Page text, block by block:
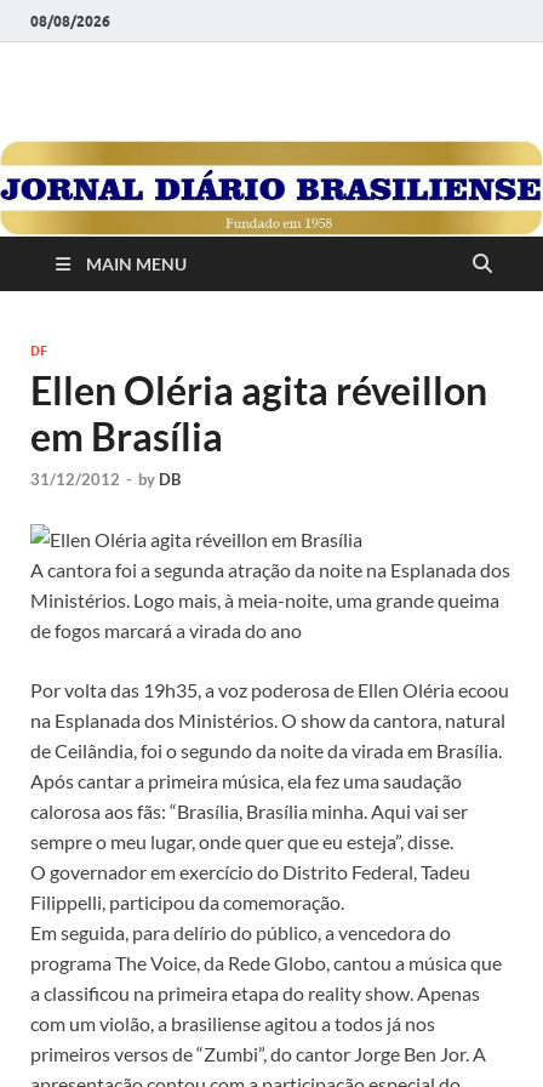
08/08/2026
JORNAL DIÁRIO
BRASILIENSE
1958
MAIN MENU
DF
Ellen Oléria agita réveillon
em Brasília
31/12/2012 - by DB
A cantora foi a segunda atração da noite na Esplanada dos
Ministérios. Logo mais, à meia-noite, uma grande queima
de fogos marcará a virada do ano
Por volta das 19h35, a voz poderosa de Ellen Oléria ecoou
na Esplanada dos Ministérios. O show da cantora, natural
de Ceilândia, foi o segundo da noite da virada em Brasília.
Após cantar a primeira música, ela fez uma saudação
calorosa aos fãs: “Brasília, Brasília minha. Aqui vai ser
sempre o meu lugar, onde quer que eu esteja”, disse.
O governador em exercício do Distrito Federal, Tadeu
Filippelli, participou da comemoração.
Em seguida, para delírio do público, a vencedora do
programa The Voice, da Rede Globo, cantou a música que
a classificou na primeira etapa do reality show. Apenas
com um violão, a brasiliense agitou a todos já nos
primeiros versos de “Zumbi”, do cantor Jorge Ben Jor. A